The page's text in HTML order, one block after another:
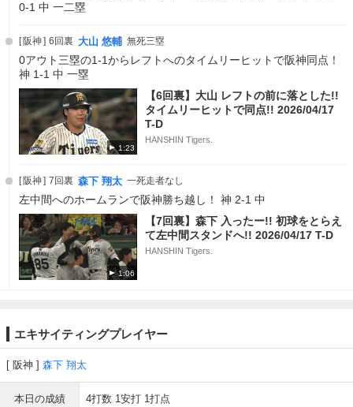
0-1 中 一二塁
阪神 6回裏 大山 悠輔 無死三塁
0アウト三塁の1-1からレフトへのタイムリーヒットで阪神同点！
神 1-1 中 一塁
1:23
【6回裏】大山 レフトの前に落とした!!
タイムリーヒットで同点!! 2026/04/17
T-D
HANSHIN Tigers.
阪神 7回裏 森下 翔太 一死走者なし
左中間へのホームランで阪神勝ち越し！ 神 2-1 中
1:06
【7回裏】森下 入ったー!! 初球をとらえ
て左中間スタンドへ!! 2026/04/17 T-D
HANSHIN Tigers.
エキサイティングプレイヤー
阪神 森下 翔太
本日の成績 4打数 1安打 1打点